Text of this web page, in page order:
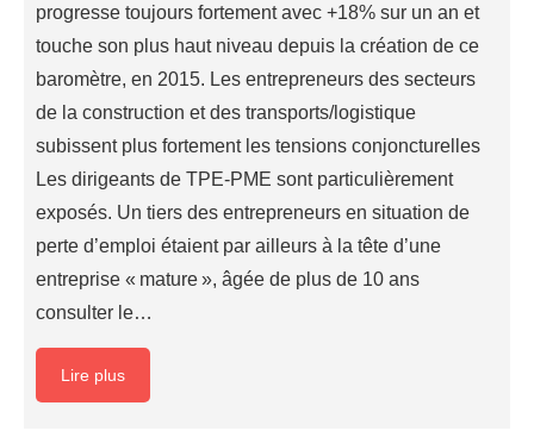
progresse toujours fortement avec +18% sur un an et
touche son plus haut niveau depuis la création de ce
baromètre, en 2015. Les entrepreneurs des secteurs
de la construction et des transports/logistique
subissent plus fortement les tensions conjoncturelles
Les dirigeants de TPE-PME sont particulièrement
exposés. Un tiers des entrepreneurs en situation de
perte d’emploi étaient par ailleurs à la tête d’une
entreprise « mature », âgée de plus de 10 ans
consulter le…
Lire plus